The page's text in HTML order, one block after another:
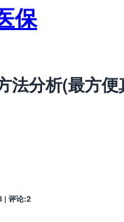
保
法分析(最方
| 评论:2